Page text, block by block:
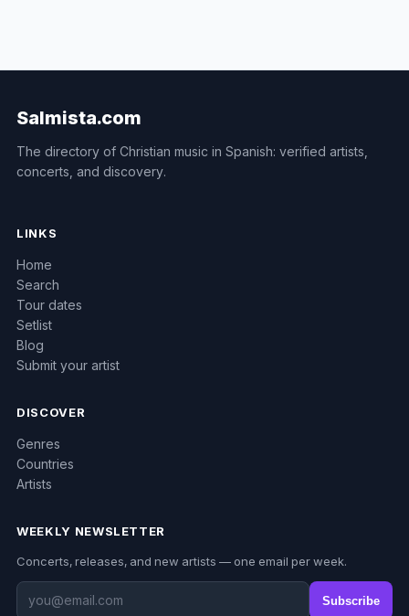
Salmista.com
The directory of Christian music in Spanish: verified artists,
concerts, and discovery.
LINKS
Home
Search
Tour dates
Setlist
Blog
Submit your artist
DISCOVER
Genres
Countries
Artists
WEEKLY NEWSLETTER
Concerts, releases, and new artists — one email per week.
Subscribe